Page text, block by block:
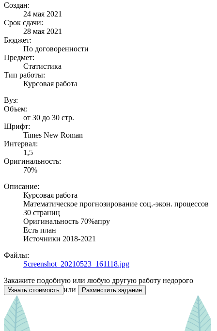
Создан:
24 мая 2021
Срок сдачи:
28 мая 2021
Бюджет:
По договоренности
Предмет:
Статистика
Тип работы:
Курсовая работа
Вуз:
Объем:
от 30 до 30 стр.
Шрифт:
Times New Roman
Интервал:
1,5
Оригинальность:
70%
Описание:
Курсовая работа
Математическое прогнозирование соц.-экон. процессов
30 страниц
Оригинальность 70%апру
Есть план
Источники 2018-2021
Файлы:
Screenshot_20210523_161118.jpg
Закажите подобную или любую другую работу недорого
Узнать стоимость или Разместить задание